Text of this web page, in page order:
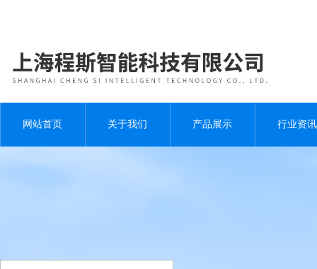
网站首页 关于我们 产品展示 行业资讯